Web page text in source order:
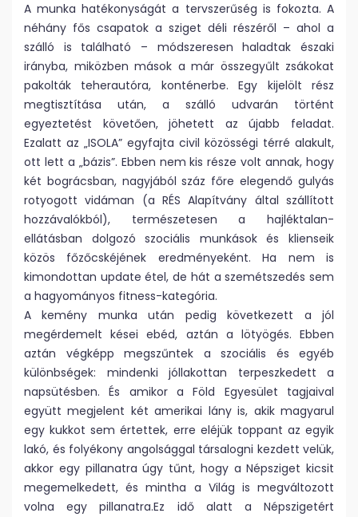
A munka hatékonyságát a tervszerűség is fokozta. A
néhány fős csapatok a sziget déli részéről – ahol a
szálló is található – módszeresen haladtak északi
irányba, miközben mások a már összegyűlt zsákokat
pakolták teherautóra, konténerbe. Egy kijelölt rész
megtisztítása után, a szálló udvarán történt
egyeztetést követően, jöhetett az újabb feladat.
Ezalatt az „ISOLA” egyfajta civil közösségi térré alakult,
ott lett a „bázis”. Ebben nem kis része volt annak, hogy
két bográcsban, nagyjából száz főre elegendő gulyás
rotyogott vidáman (a RÉS Alapítvány által szállított
hozzávalókból), természetesen a hajléktalan-
ellátásban dolgozó szociális munkások és klienseik
közös főzőcskéjének eredményeként. Ha nem is
kimondottan update étel, de hát a szemétszedés sem
a hagyományos fitness-kategória.
A kemény munka után pedig következett a jól
megérdemelt kései ebéd, aztán a lötyögés. Ebben
aztán végképp megszűntek a szociális és egyéb
különbségek: mindenki jóllakottan terpeszkedett a
napsütésben. És amikor a Föld Egyesület tagjaival
együtt megjelent két amerikai lány is, akik magyarul
egy kukkot sem értettek, erre eléjük toppant az egyik
lakó, és folyékony angolsággal társalogni kezdett velük,
akkor egy pillanatra úgy tűnt, hogy a Népsziget kicsit
megemelkedett, és mintha a Világ is megváltozott
volna egy pillanatra.Ez idő alatt a Népszigetért